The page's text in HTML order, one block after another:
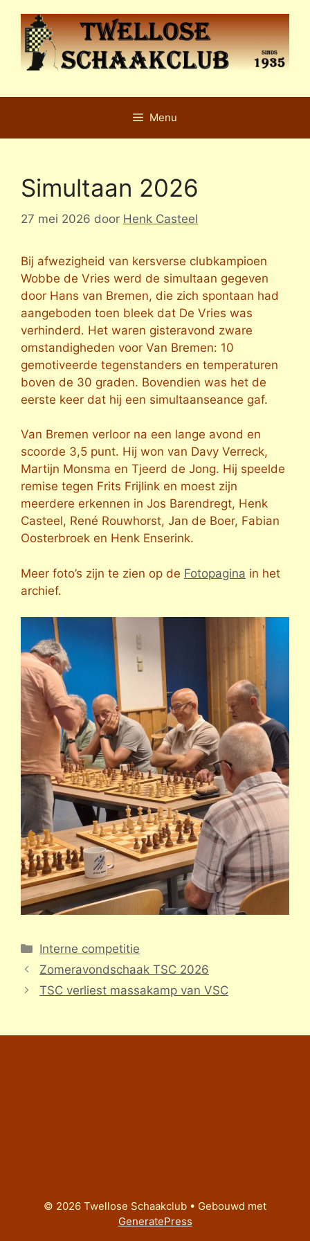
naar
inhoud
Menu
Simultaan 2026
27 mei 2026 door Henk Casteel
Bij afwezigheid van kersverse clubkampioen
Wobbe de Vries werd de simultaan gegeven
door Hans van Bremen, die zich spontaan had
aangeboden toen bleek dat De Vries was
verhinderd. Het waren gisteravond zware
omstandigheden voor Van Bremen: 10
gemotiveerde tegenstanders en temperaturen
boven de 30 graden. Bovendien was het de
eerste keer dat hij een simultaanseance gaf.
Van Bremen verloor na een lange avond en
scoorde 3,5 punt. Hij won van Davy Verreck,
Martijn Monsma en Tjeerd de Jong. Hij speelde
remise tegen Frits Frijlink en moest zijn
meerdere erkennen in Jos Barendregt, Henk
Casteel, René Rouwhorst, Jan de Boer, Fabian
Oosterbroek en Henk Enserink.
Meer foto’s zijn te zien op de Fotopagina in het
archief.
Categorieën
Interne competitie
Zomeravondschaak TSC 2026
TSC verliest massakamp van VSC
© 2026 Twellose Schaakclub • Gebouwd met
GeneratePress